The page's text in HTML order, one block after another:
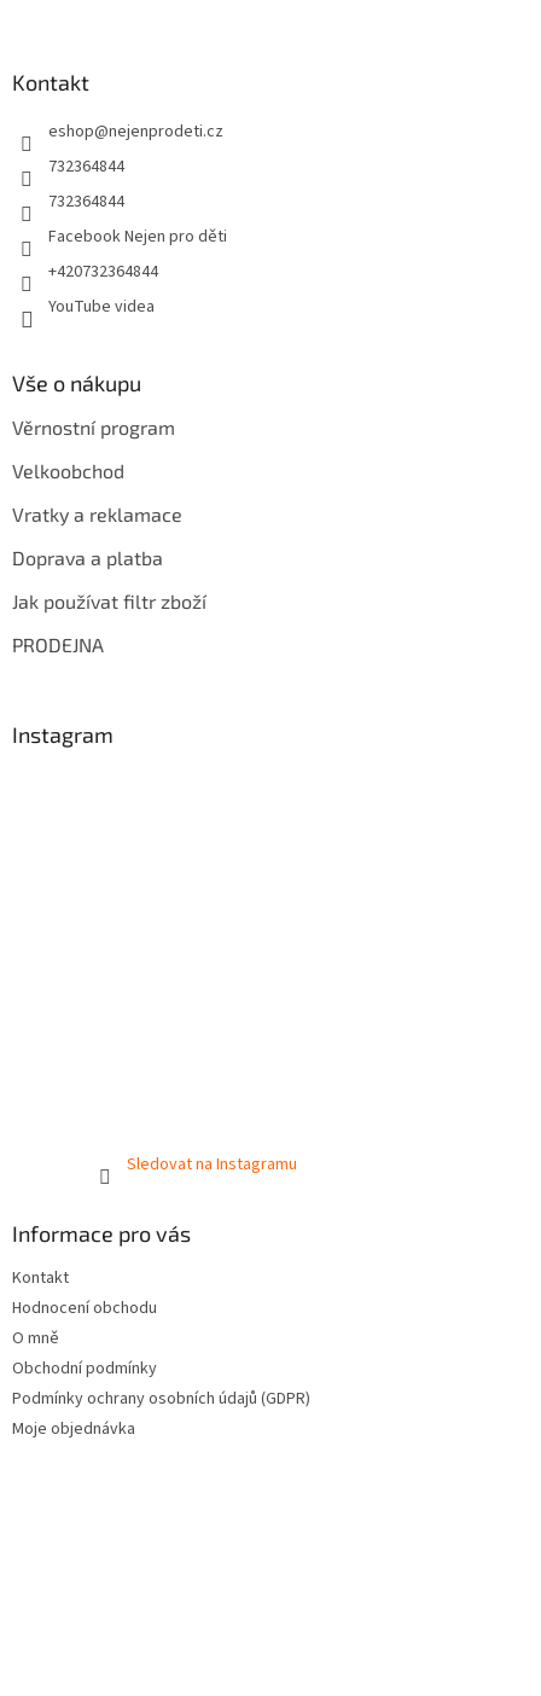
Kontakt
eshop@nejenprodeti.cz
732364844
732364844
Facebook Nejen pro děti
+420732364844
YouTube videa
Vše o nákupu
Věrnostní program
Velkoobchod
Vratky a reklamace
Doprava a platba
Jak používat filtr zboží
PRODEJNA
Instagram
Sledovat na Instagramu
Informace pro vás
Kontakt
Hodnocení obchodu
O mně
Obchodní podmínky
Podmínky ochrany osobních údajů (GDPR)
Moje objednávka